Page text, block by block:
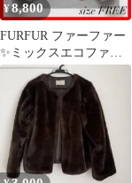
¥8,800
FURFUR ファーファー
✨ミックスエコファー
ジャケット ラベンダ
ー LAV